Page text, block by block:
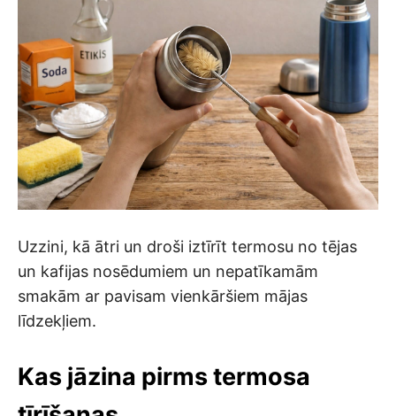
Uzzini, kā ātri un droši iztīrīt termosu no tējas
un kafijas nosēdumiem un nepatīkamām
smakām ar pavisam vienkāršiem mājas
līdzekļiem.
Kas jāzina pirms termosa